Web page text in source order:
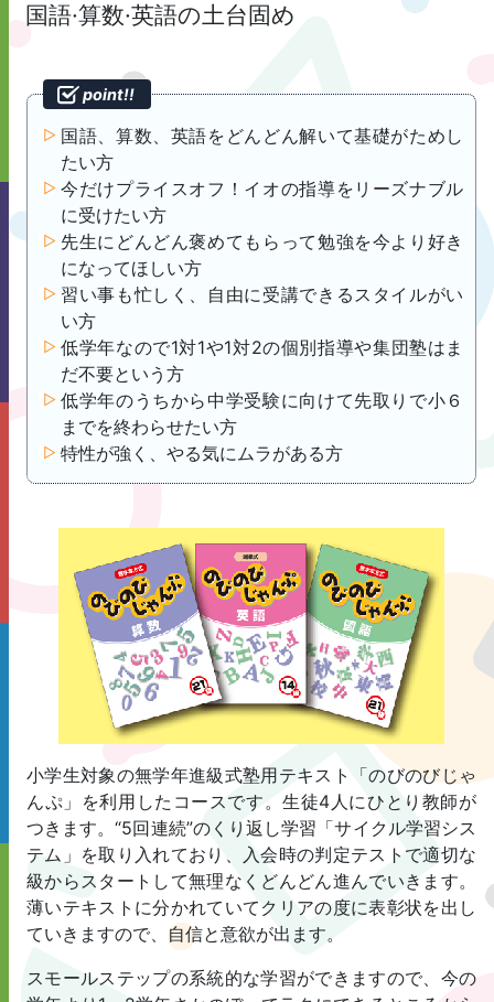
国語·算数·英語の土台固め
国語、算数、英語をどんどん解いて基礎がためし
たい方
今だけプライスオフ！イオの指導をリーズナブル
に受けたい方
先生にどんどん褒めてもらって勉強を今より好き
になってほしい方
習い事も忙しく、自由に受講できるスタイルがい
い方
低学年なので1対1や1対2の個別指導や集団塾はま
だ不要という方
低学年のうちから中学受験に向けて先取りで小６
までを終わらせたい方
特性が強く、やる気にムラがある方
小学生対象の無学年進級式塾用テキスト「のびのびじゃ
んぷ」を利用したコースです。生徒4人にひとり教師が
つきます。“5回連続”のくり返し学習「サイクル学習シス
テム」を取り入れており、入会時の判定テストで適切な
級からスタートして無理なくどんどん進んでいきます。
薄いテキストに分かれていてクリアの度に表彰状を出し
ていきますので、自信と意欲が出ます。
スモールステップの系統的な学習ができますので、今の